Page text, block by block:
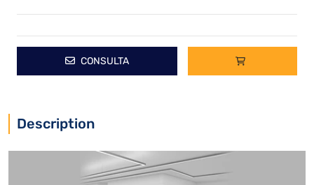
CONSULTA
Description